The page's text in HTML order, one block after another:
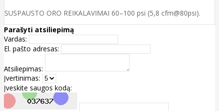
SUSPAUSTO ORO REIKALAVIMAI 60–100 psi (5,8 cfm@80psi).
Parašyti atsiliepimą
Vardas:
El. pašto adresas:
Atsiliepimas:
Įvertinimas:
Įveskite saugos kodą: